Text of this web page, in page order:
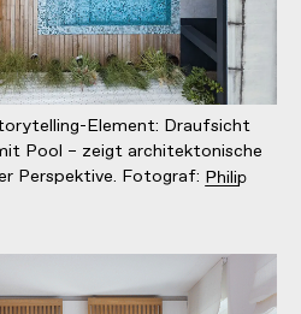
Element: Draufsicht
Pool – zeigt architektonische
Perspektive. Fotograf: Philip